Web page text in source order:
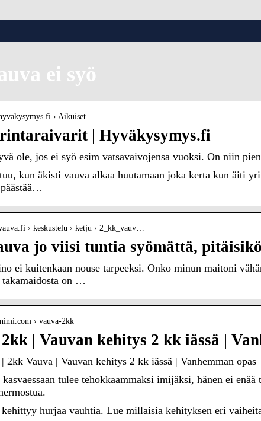
ei syö
› Aikuiset
| Hyväkysymys.fi
ole, jos ei syö esim vatsavaivojensa vuoksi. On niin
kun äkisti vauva alkaa huutamaan joka kerta kun äiti
› keskustelu › ketju › 2_kk_vauv…
jo viisi tuntia syömättä,
ei kuitenkaan nouse tarpeeksi. Onko minun maitoni
takamaidosta on …
› vauva-2kk
| Vauvan kehitys 2 kk iässä |
2kk Vauva | Vauvan kehitys 2 kk iässä | Vanhemman opas
tulee tehokkaammaksi imijäksi, hänen ei
hurjaa vauhtia. Lue millaisia kehityksen eri